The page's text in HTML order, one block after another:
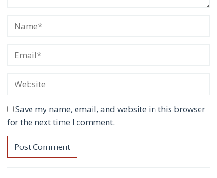
Save my name, email, and website in this browser
for the next time I comment.